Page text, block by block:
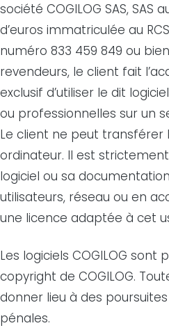
société COGILOG SAS, SAS
d’euros immatriculée au
numéro 833 459 849 ou
revendeurs, le client fait
exclusif d’utiliser le dit
ou professionnelles sur un
Le client ne peut transférer
ordinateur. Il est
logiciel ou sa
utilisateurs, réseau ou en
une licence adaptée à cet
Les logiciels COGILOG sont
copyright de COGILOG.
donner lieu à des
pénales.